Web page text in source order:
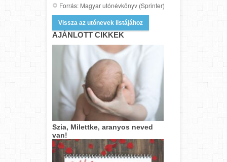
Forrás: Magyar utónévkönyv (Sprinter)
Vissza az utónevek listájához
AJÁNLOTT CIKKEK
Szia, Milettke, aranyos neved
van!